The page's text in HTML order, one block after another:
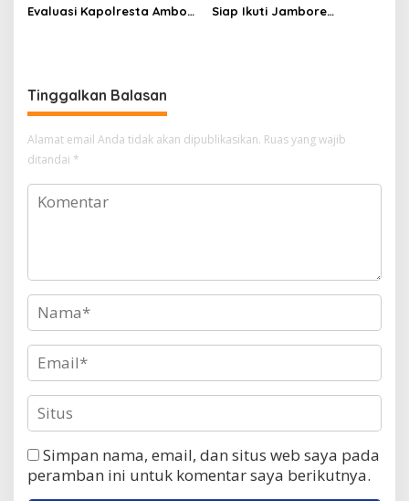
Evaluasi Kapolresta Ambon
Polresta Ambon
Siap Ikuti Jambore
Tinggalkan Balasan
Alamat email Anda tidak akan dipublikasikan. Ruas yang wajib
ditandai *
Simpan nama, email, dan situs web saya pada
peramban ini untuk komentar saya berikutnya.